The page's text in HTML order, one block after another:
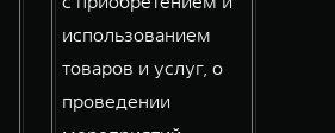
использованием
товаров и услуг, о
проведении